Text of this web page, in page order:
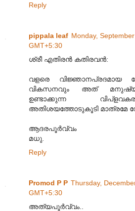
Reply
pippala leaf Monday,
GMT+5:30
ശ്രീ എതിരൻ കതിരവൻ:
വളരെ വിജ്ഞാനപ്രദമായ
വികസനവും അത്‌
ഉണ്ടാക്കുന്ന
അതിശയത്തോടുകൂടി മാത്രമേ
ആദരപൂർവ്വം
മധു.
Reply
Promod P P Thursday,
GMT+5:30
അത്യപൂർവ്വം..